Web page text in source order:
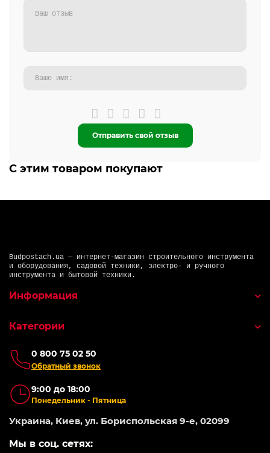
Отправить свой отзыв
С этим товаром покупают
Budpostach.ua — интернет-магазин строительного инструмента
и оборудования, садовой техники, электро- и ручного
инструмента и бытовой техники.
0 800 75 02 50
Обратный звонок
9:00 до 18:00
Понедельник - Пятница
Украина, Киев, ул. Бориспольская 9-е, 02099
Мы в соц. сетях:
Информация
Категории